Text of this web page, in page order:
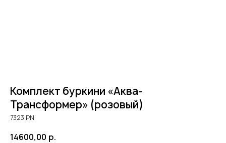
Комплект буркини «Аква-
Трансформер» (розовый)
7323 PN
14600,00 р.